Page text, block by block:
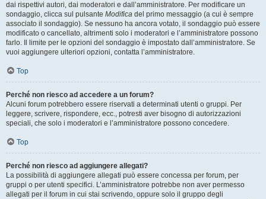
dai rispettivi autori, dai moderatori e dall’amministratore. Per modificare un
sondaggio, clicca sul pulsante Modifica del primo messaggio (a cui è sempre
associato il sondaggio). Se nessuno ha ancora votato, il sondaggio può essere
modificato o cancellato, altrimenti solo i moderatori e l’amministratore possono
farlo. Il limite per le opzioni del sondaggio è impostato dall’amministratore. Se
vuoi aggiungere ulteriori opzioni, contatta l’amministratore.
Top
Perché non riesco ad accedere a un forum?
Alcuni forum potrebbero essere riservati a determinati utenti o gruppi. Per
leggere, scrivere, rispondere, ecc., potresti aver bisogno di autorizzazioni
speciali, che solo i moderatori e l’amministratore possono concedere.
Top
Perché non riesco ad aggiungere allegati?
La possibilità di aggiungere allegati può essere concessa per forum, per
gruppi o per utenti specifici. L’amministratore potrebbe non aver permesso
allegati per il forum in cui stai scrivendo, oppure solo il gruppo degli